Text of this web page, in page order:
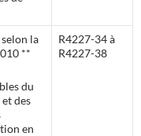
la
**
du
des
en
R4227-34 à
R4227-38